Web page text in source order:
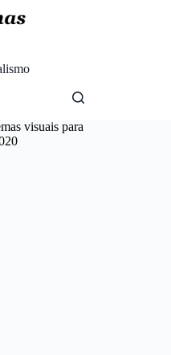
visuais para